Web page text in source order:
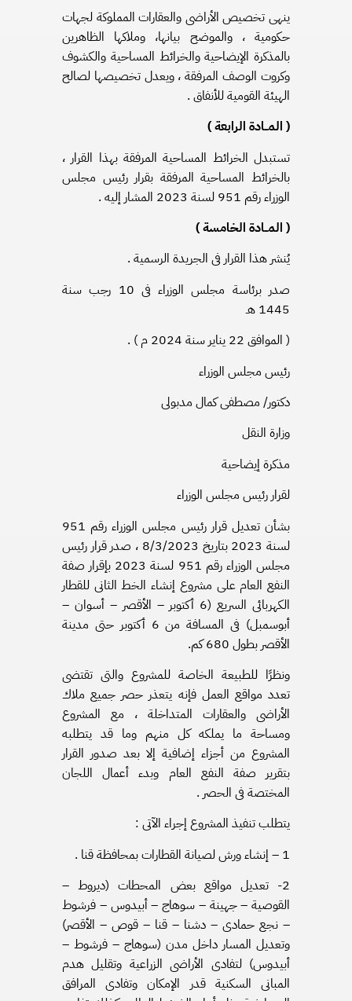
ينهى تخصيص الأراضى والعقارات المملوكة لجهات
حكومية ، والموضح بيانها، وملاكها الظاهرين
بالمذكرة الإيضاحية والخرائط المساحية والكشوف
وكروت الوصف المرفقة ، ويعدل تخصيصها لصالح
الهيئة القومية للأنفاق .
( المــادة الرابعة )
تستبدل الخرائط المساحية المرفقة بهذا القرار ،
بالخرائط المساحية المرفقة بقرار رئيس مجلس
الوزراء رقم 951 لسنة 2023 المشار إليه .
( المــادة الخامسة )
يُنشر هذا القرار فى الجريدة الرسمية .
صدر برئاسة مجلس الوزراء فى 10 رجب سنة
1445 هـ
( الموافق 22 يناير سنة 2024 م ) .
رئيس مجلس الوزراء
دكتور/ مصطفى كمال مدبولى
وزارة النقل
مذكرة إيضاحية
لقرار رئيس مجلس الوزراء
بشأن تعديل قرار رئيس مجلس الوزراء رقم 951
لسنة 2023 بتاریخ 8/3/2023 ، صدر قرار رئيس
مجلس الوزراء رقم 951 لسنة 2023 بإقرار صفة
النفع العام على مشروع إنشاء الخط الثانى للقطار
الكهربائى السريع (6 أكتوبر – الأقصر – أسوان –
أبوسمبل) فى المسافة من 6 أكتوبر حتى مدينة
الأقصر بطول 680 كم.
ونظرًا للطبيعة الخاصة للمشروع والتى تقتضى
تعدد مواقع العمل فإنه يتعذر حصر جميع ملاك
الأراضى والعقارات المتداخلة ، مع المشروع
ومساحة ما يملكه كل منهم وما قد يتطلبه
المشروع من أجزاء إضافية إلا بعد صدور القرار
بتقرير صفة النفع العام وبدء أعمال اللجان
المختصة فى الحصر .
يتطلب تنفيذ المشروع إجراء الآتى :
1 – إنشاء ورش لصيانة القطارات بمحافظة قنا .
2- تعديل مواقع بعض المحطات (ديروط –
القوصية – جهينة – سوهاج – أبيدوس – فرشوط
– نجع حمادى – دشنا – قنا – قوص – الأقصر)
وتعديل المسار داخل مدن (سوهاج – فرشوط –
أبيدوس) لتفادى الأراضى الزراعية وتقليل هدم
المبانى السكنية قدر الإمكان وتفادى المرافق